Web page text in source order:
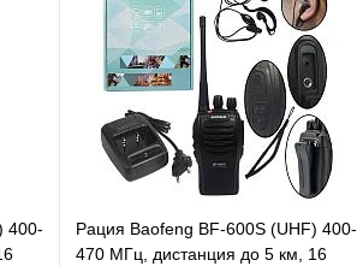
Купить в 1 клик К сравнению
В избранное В наличии
400-
Рация Baofeng BF-600S (UHF) 400-
470 МГц, дистанция до 5 км, 16